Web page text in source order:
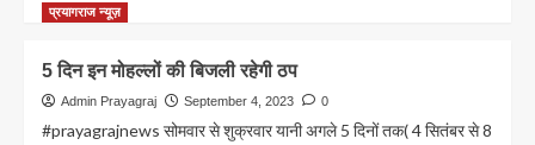
आएंगे
होंगे
शामिल
more
Prayagraj:कृत्रिम
अंग
के
लिए
प्रयागराज न्यूज़
5 दिन इन मोहल्लों की बिजली रहेगी ठप
Admin Prayagraj September 4, 2023 0
#prayagrajnews सोमवार से शुक्रवार यानी अगले 5 दिनों तक( 4 सितंबर से 8